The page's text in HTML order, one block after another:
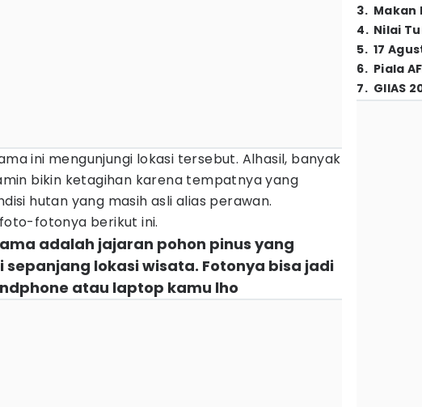
ini mengunjungi lokasi tersebut. Alhasil, banyak
bikin ketagihan karena tempatnya yang
hutan yang masih asli alias perawan.
fotonya berikut ini.
adalah jajaran pohon pinus yang
lokasi wisata. Fotonya bisa jadi
atau laptop kamu lho
3. Makan
4. Nilai
5. 17
6. Piala
7. GIIAS